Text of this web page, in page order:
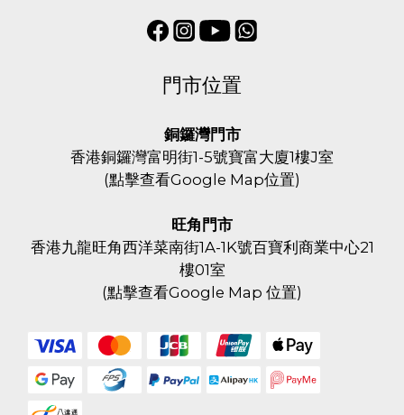
門市位置
銅鑼灣門市
香港銅鑼灣富明街1-5號寶富大廈1樓J室
(點擊查看Google Map位置)
旺角門市
香港九龍旺角西洋菜南街1A-1K號百寶利商業中心21
樓01室
(點擊查看Google Map 位置)